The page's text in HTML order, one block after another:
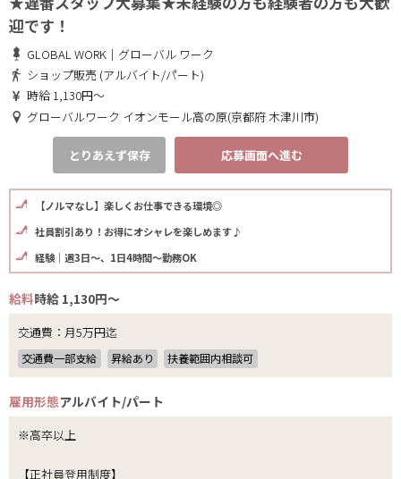
迎です！
GLOBAL WORK｜グローバル ワーク
ショップ販売 (アルバイト/パート)
時給 1,130円～
グローバルワーク イオンモール高の原(京都府 木津川市)
とりあえず保存 応募画面へ進む
【ノルマなし】楽しくお仕事できる環境◎
社員割引あり！お得にオシャレを楽しめます♪
経験｜週3日～、1日4時間～勤務OK
給料時給 1,130円～
交通費：月5万円迄
交通費一部支給 昇給あり 扶養範囲内相談可
雇用形態アルバイト/パート
※高卒以上
【正社員登用制度】